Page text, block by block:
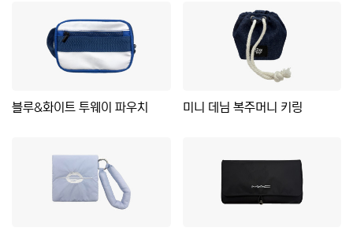
블루&화이트 투웨이 파우치 미니 데님 복주머니 키링